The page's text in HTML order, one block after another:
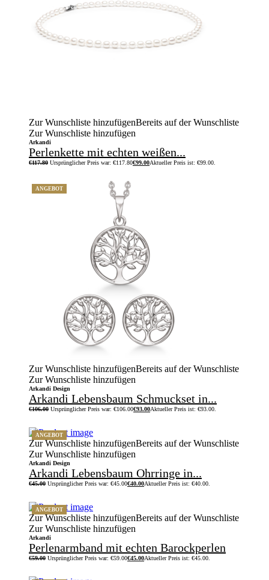
Zur Wunschliste hinzufügenBereits auf der Wunschliste
Zur Wunschliste hinzufügen
Arkandi
Perlenkette mit echten weißen...
€117.80 Ursprünglicher Preis war: €117.80€99.00Aktueller Preis ist: €99.00.
ANGEBOT
Zur Wunschliste hinzufügenBereits auf der Wunschliste
Zur Wunschliste hinzufügen
Arkandi Design
Arkandi Lebensbaum Schmuckset in...
€106.00 Ursprünglicher Preis war: €106.00€93.00Aktueller Preis ist: €93.00.
ANGEBOT
Zur Wunschliste hinzufügenBereits auf der Wunschliste
Zur Wunschliste hinzufügen
Arkandi Design
Arkandi Lebensbaum Ohrringe in...
€45.00 Ursprünglicher Preis war: €45.00€40.00Aktueller Preis ist: €40.00.
ANGEBOT
Zur Wunschliste hinzufügenBereits auf der Wunschliste
Zur Wunschliste hinzufügen
Arkandi
Perlenarmband mit echten Barockperlen
€59.00 Ursprünglicher Preis war: €59.00€45.00Aktueller Preis ist: €45.00.